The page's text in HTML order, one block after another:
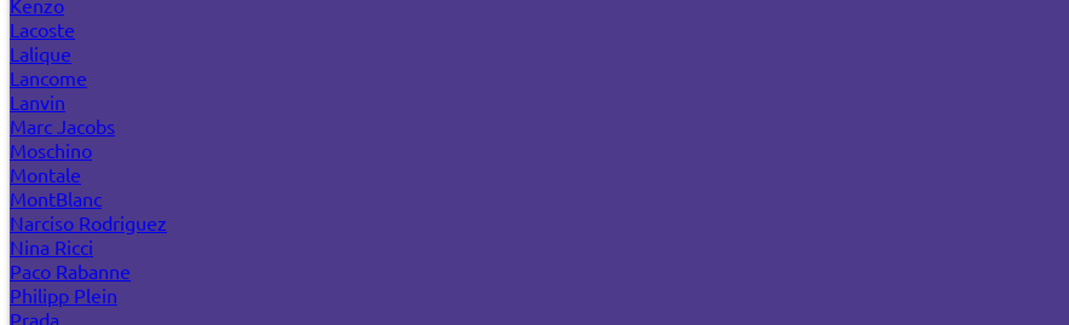
Kenzo
Lacoste
Lalique
Lancome
Lanvin
Marc Jacobs
Moschino
Montale
MontBlanc
Narciso Rodriguez
Nina Ricci
Paco Rabanne
Philipp Plein
Prada